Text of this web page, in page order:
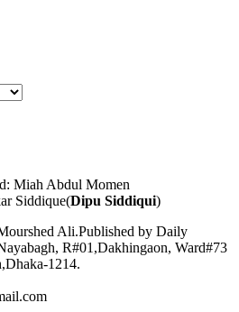
Miah Abdul Momen
Siddique(Dipu Siddiqui)
Ali.Published by Daily
R#01,Dakhingaon, Ward#73
1214.